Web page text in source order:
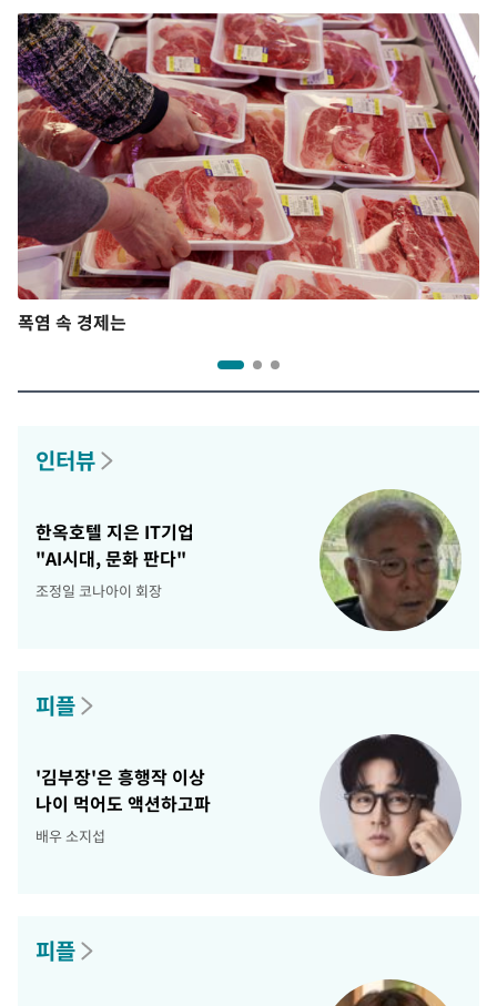
폭염 속 경제는
인터뷰
한옥호텔 지은 IT기업
"AI시대, 문화 판다"
조정일 코나아이 회장
피플
'김부장'은 흥행작 이상
나이 먹어도 액션하고파
배우 소지섭
피플